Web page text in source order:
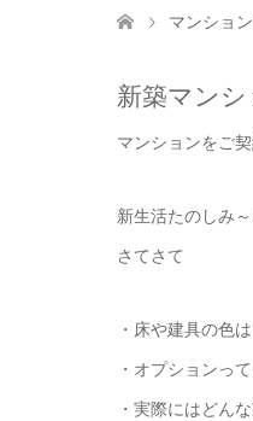
マンショ
新築マン
マンションをご
新生活たのしみ～
さてさて
・床や建具の色
・オプションっ
・実際にはどん